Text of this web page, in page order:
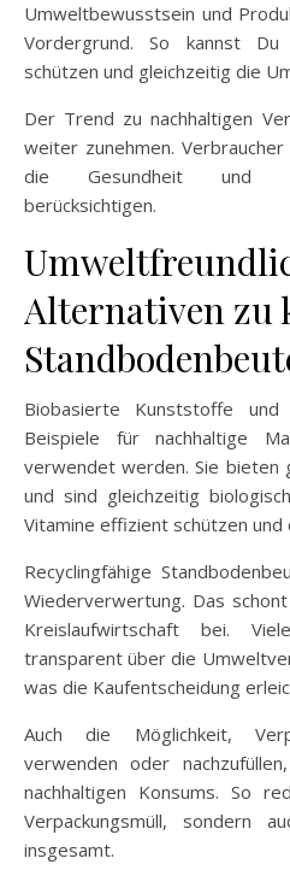
Umweltbewusstsein und
Vordergrund. So kannst
schützen und gleichzeitig die
Der Trend zu nachhaltigen
weiter zunehmen.
die Gesundheit und
berücksichtigen.
Alternativen zu
Biobasierte Kunststoffe und
Beispiele für nachhaltige
verwendet werden. Sie bieten
und sind gleichzeitig
Vitamine effizient schützen
Recyclingfähige
Wiederverwertung. Das
Kreislaufwirtschaft bei.
transparent über die
was die Kaufentscheidung
Auch die Möglichkeit,
verwenden oder
nachhaltigen Konsums. So
Verpackungsmüll, sondern
insgesamt.